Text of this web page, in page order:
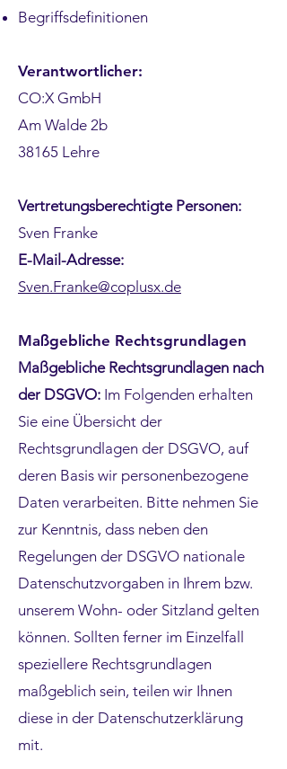
Begriffsdefinitionen
Verantwortlicher:
CO:X GmbH
Am Walde 2b
38165 Lehre
Vertretungsberechtigte Personen:
Sven Franke
E-Mail-Adresse:
Sven.Franke@coplusx.de
Maßgebliche Rechtsgrundlagen
Maßgebliche Rechtsgrundlagen nach
der DSGVO: Im Folgenden erhalten
Sie eine Übersicht der
Rechtsgrundlagen der DSGVO, auf
deren Basis wir personenbezogene
Daten verarbeiten. Bitte nehmen Sie
zur Kenntnis, dass neben den
Regelungen der DSGVO nationale
Datenschutzvorgaben in Ihrem bzw.
unserem Wohn- oder Sitzland gelten
können. Sollten ferner im Einzelfall
speziellere Rechtsgrundlagen
maßgeblich sein, teilen wir Ihnen
diese in der Datenschutzerklärung
mit.